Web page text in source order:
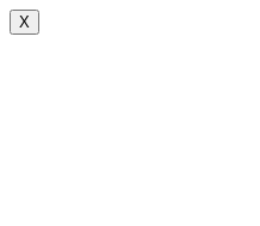
X